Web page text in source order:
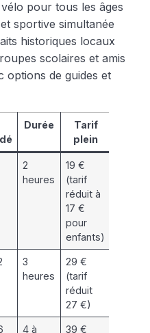
pour tous les âges
sportive simultanée
historiques locaux
scolaires et amis
options de guides et
Durée
Tarif
plein
2
heures
19 €
(tarif
réduit à
17 €
pour
enfants)
3
heures
29 €
(tarif
réduit
27 €)
4 à
39 €